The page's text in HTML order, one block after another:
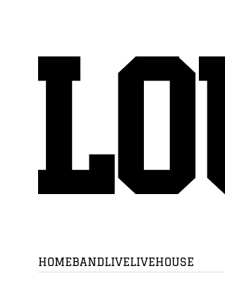
HOMEBANDLIVELIVEHOUSE